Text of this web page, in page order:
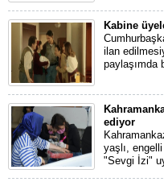
Kabine
ilan
paylaşımda
ediyor
yaşlı,
"Sevgi İzi"